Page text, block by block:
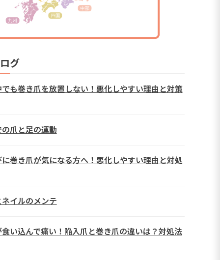
グ
も巻き爪を放置しない！悪化しやすい理由と対策
爪と足の運動
巻き爪が気になる方へ！悪化しやすい理由と対処
イルのメンテ
い込んで痛い！陥入爪と巻き爪の違いは？対処法